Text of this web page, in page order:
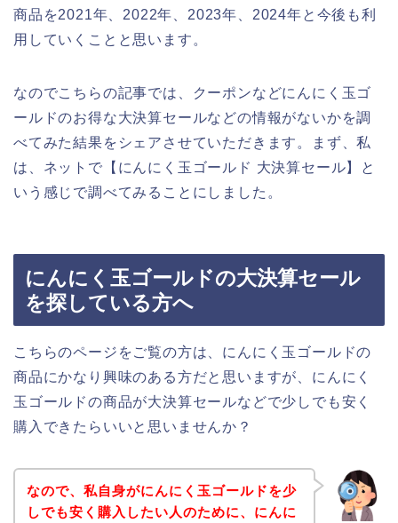
商品を2021年、2022年、2023年、2024年と今後も利
用していくことと思います。
なのでこちらの記事では、クーポンなどにんにく玉ゴ
ールドのお得な大決算セールなどの情報がないかを調
べてみた結果をシェアさせていただきます。まず、私
は、ネットで【にんにく玉ゴールド 大決算セール】と
いう感じで調べてみることにしました。
にんにく玉ゴールドの大決算セール
を探している方へ
こちらのページをご覧の方は、にんにく玉ゴールドの
商品にかなり興味のある方だと思いますが、にんにく
玉ゴールドの商品が大決算セールなどで少しでも安く
購入できたらいいと思いませんか？
なので、私自身がにんにく玉ゴールドを少
しでも安く購入したい人のために、にんに